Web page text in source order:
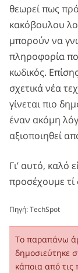
θεωρεί πως
κακόβουλου
μπορούν να
πληροφορία
κωδικός.
σχετικά νέα
γίνεται πιο
έναν ακόμη
αξιοποιηθεί
Γι’ αυτό, καλό
προσέχουμε
Πηγή:TechSpot
Το παραπάνω
δημοσιεύτηκε
κάποια από